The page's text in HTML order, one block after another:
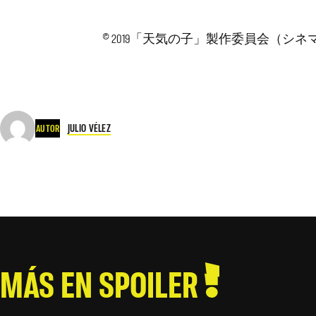
© 2019「天気の子」製作委員会（シネ
AUTOR JULIO VÉLEZ
MÁS EN SPOILER